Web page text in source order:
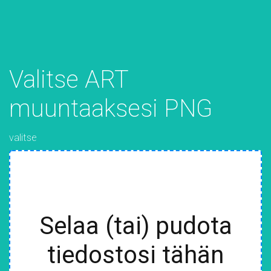
Valitse ART
muuntaaksesi PNG
valitse
Selaa (tai) pudota
tiedostosi tähän